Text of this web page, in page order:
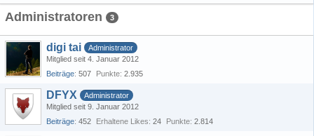
Administratoren 3
digi tai
Administrator
Mitglied seit 4. Januar 2012
Beiträge 507 Punkte 2.935
DFYX
Administrator
Mitglied seit 9. Januar 2012
Beiträge 452 Erhaltene Likes 24 Punkte 2.814